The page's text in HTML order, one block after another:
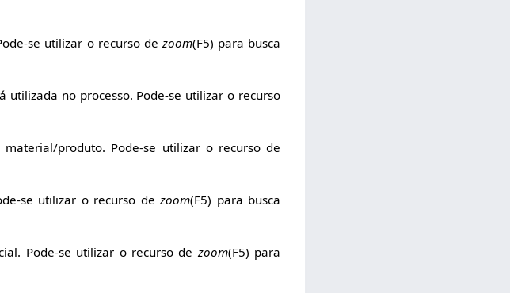
se utilizar o recurso dezoom(F5) para busca
no processo. Pode-se utilizar o recurso
produto. Pode-se utilizar o recurso de
se utilizar o recurso dezoom(F5) para busca
Pode-se utilizar o recurso dezoom(F5) para